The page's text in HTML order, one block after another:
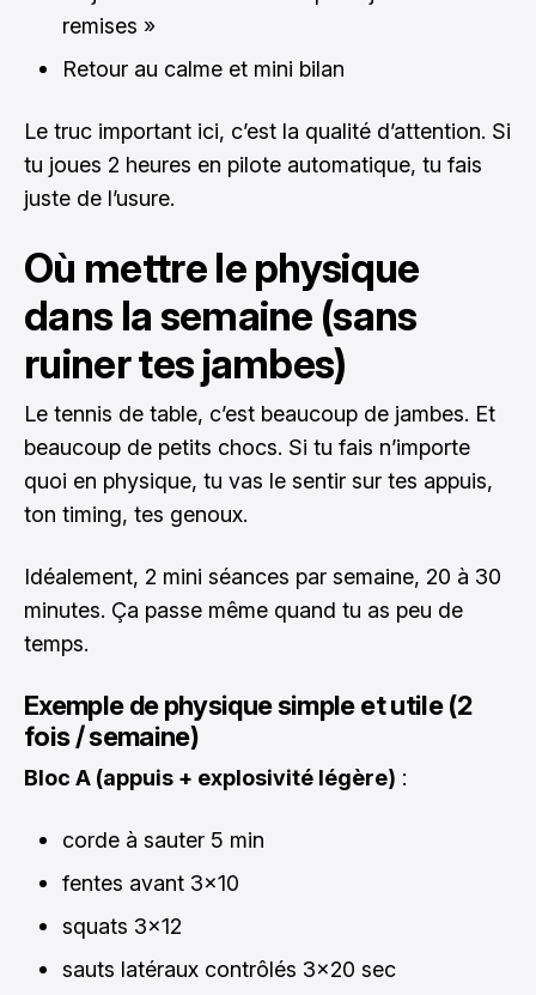
remises »
Retour au calme et mini bilan
Le truc important ici, c’est la qualité d’attention. Si
tu joues 2 heures en pilote automatique, tu fais
juste de l’usure.
Où mettre le physique
dans la semaine (sans
ruiner tes jambes)
Le tennis de table, c’est beaucoup de jambes. Et
beaucoup de petits chocs. Si tu fais n’importe
quoi en physique, tu vas le sentir sur tes appuis,
ton timing, tes genoux.
Idéalement, 2 mini séances par semaine, 20 à 30
minutes. Ça passe même quand tu as peu de
temps.
Exemple de physique simple et utile (2
fois / semaine)
Bloc A (appuis + explosivité légère) :
corde à sauter 5 min
fentes avant 3x10
squats 3x12
sauts latéraux contrôlés 3x20 sec